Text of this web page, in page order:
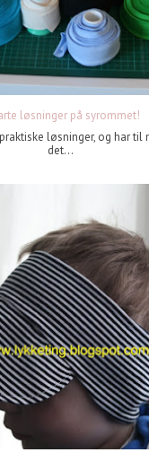
løsninger på syrommet!
løsninger, og har til
det...